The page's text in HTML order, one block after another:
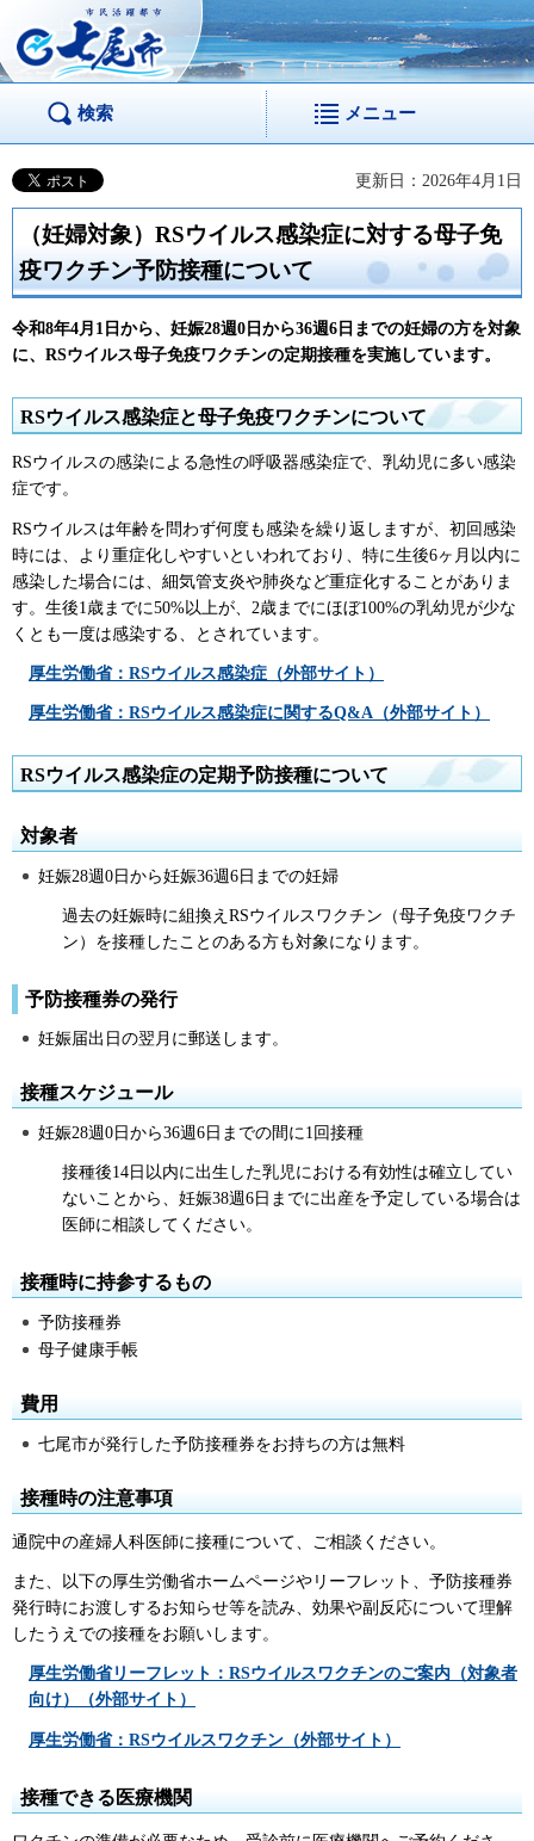
市民活躍都市 七尾
市
検索 メニュー
更新日：2026年4月1日
（妊婦対象）RSウイルス感染症に対する母子免
疫ワクチン予防接種について
令和8年4月1日から、妊娠28週0日から36週6日までの妊婦の方を対象
に、RSウイルス母子免疫ワクチンの定期接種を実施しています。
RSウイルス感染症と母子免疫ワクチンについて
RSウイルスの感染による急性の呼吸器感染症で、乳幼児に多い感染
症です。
RSウイルスは年齢を問わず何度も感染を繰り返しますが、初回感染
時には、より重症化しやすいといわれており、特に生後6ヶ月以内に
感染した場合には、細気管支炎や肺炎など重症化することがありま
す。生後1歳までに50%以上が、2歳までにほぼ100%の乳幼児が少な
くとも一度は感染する、とされています。
厚生労働省：RSウイルス感染症（外部サイト）
厚生労働省：RSウイルス感染症に関するQ&A（外部サイト）
RSウイルス感染症の定期予防接種について
対象者
妊娠28週0日から妊娠36週6日までの妊婦
過去の妊娠時に組換えRSウイルスワクチン（母子免疫ワクチ
ン）を接種したことのある方も対象になります。
予防接種券の発行
妊娠届出日の翌月に郵送します。
接種スケジュール
妊娠28週0日から36週6日までの間に1回接種
接種後14日以内に出生した乳児における有効性は確立してい
ないことから、妊娠38週6日までに出産を予定している場合は
医師に相談してください。
接種時に持参するもの
予防接種券
母子健康手帳
費用
七尾市が発行した予防接種券をお持ちの方は無料
接種時の注意事項
通院中の産婦人科医師に接種について、ご相談ください。
また、以下の厚生労働省ホームページやリーフレット、予防接種券
発行時にお渡しするお知らせ等を読み、効果や副反応について理解
したうえでの接種をお願いします。
厚生労働省リーフレット：RSウイルスワクチンのご案内（対象者
向け）（外部サイト）
厚生労働省：RSウイルスワクチン（外部サイト）
接種できる医療機関